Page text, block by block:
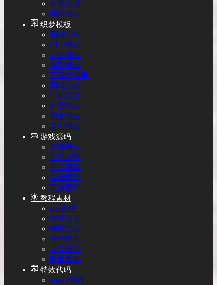
苹果模板
网页模板
织梦模板
商业模板
门户模板
小说模板
淘客模板
下载站模板
商城模板
手机模板
外贸模板
博客模板
其它模板
游戏源码
棋牌源码
红包扫雷
手游源码
端游源码
页游源码
教程素材
seo教程
软件搭建
网站建设
自学教程
办公教程
电商教程
特效代码
jquery特效